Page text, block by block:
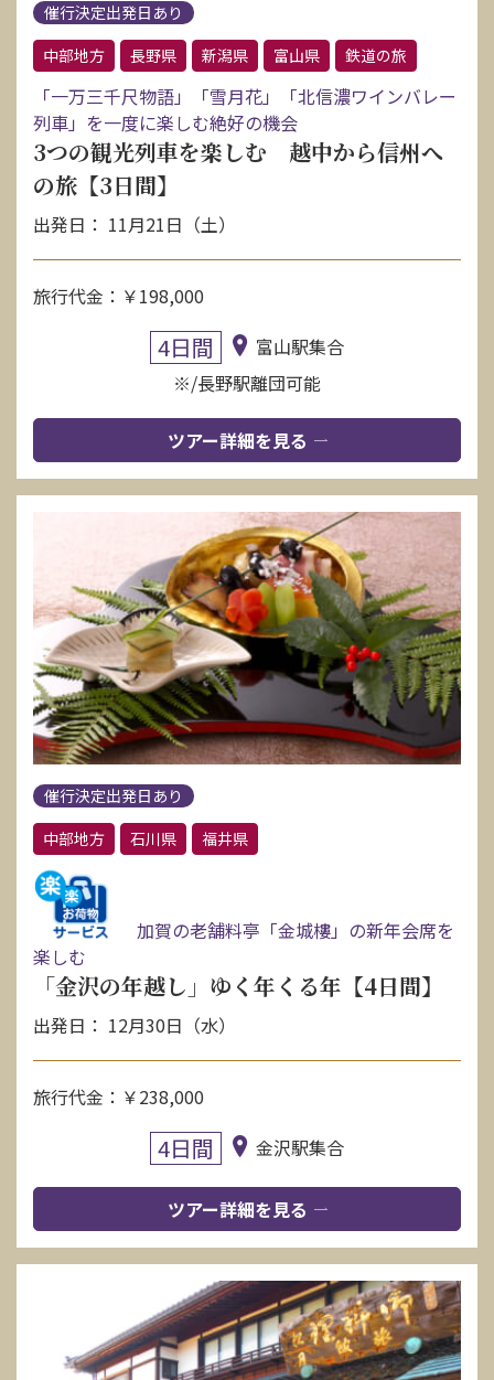
催行決定出発日あり
中部地方
長野県 新潟県 富山県 鉄道の旅
「一万三千尺物語」「雪月花」「北信濃ワインバレー
列車」を一度に楽しむ絶好の機会
3つの観光列車を楽しむ 越中から信州へ
の旅【3日間】
出発日： 11月21日（土）
旅行代金：￥198,000
4日間
富山駅集合
※/長野駅離団可能
ツアー詳細を見る
催行決定出発日あり
中部地方
石川県 福井県
加賀の老舗料亭「金城樓」の新年会席を
楽しむ
「金沢の年越し」ゆく年くる年【4日間】
出発日： 12月30日（水）
旅行代金：￥238,000
4日間 金沢駅集合
ツアー詳細を見る